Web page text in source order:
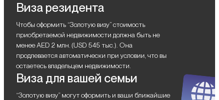
Виза резидента
Чтобы оформить “Золотую визу” стоимость
приобретаемой недвижимости должна быть не
менее AED 2 млн. (USD 545 тыс.). Она
продлевается автоматически при условии, что вы
остаетесь владельцем недвижимости.
Виза для вашей семьи
“Золотую визу” могут оформить и ваши ближайшие